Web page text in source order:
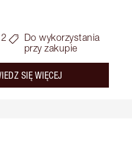
Do wykorzystania
przy zakupie
SIĘ WIĘCEJ